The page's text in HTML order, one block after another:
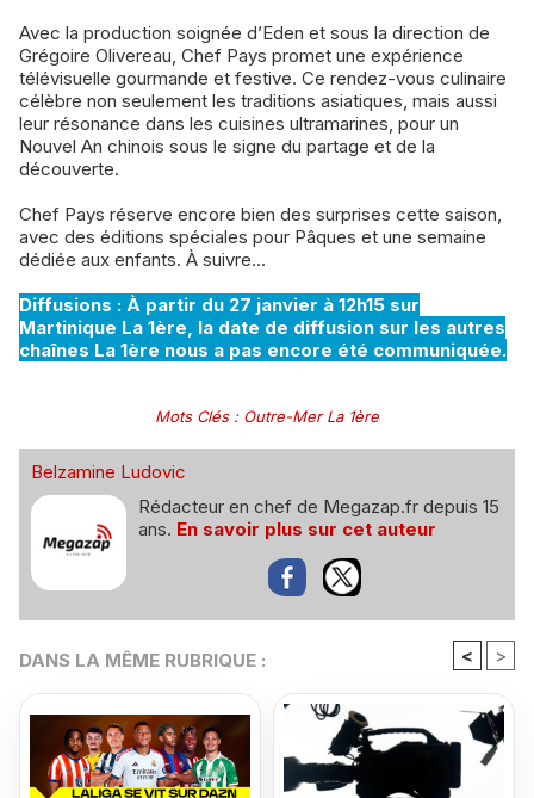
Avec la production soignée d’Eden et sous la direction de
Grégoire Olivereau, Chef Pays promet une expérience
télévisuelle gourmande et festive. Ce rendez-vous culinaire
célèbre non seulement les traditions asiatiques, mais aussi
leur résonance dans les cuisines ultramarines, pour un
Nouvel An chinois sous le signe du partage et de la
découverte.
Chef Pays réserve encore bien des surprises cette saison,
avec des éditions spéciales pour Pâques et une semaine
dédiée aux enfants. À suivre...
Diffusions : À partir du 27 janvier à 12h15 sur
Martinique La 1ère, la date de diffusion sur les autres
chaînes La 1ère nous a pas encore été communiquée.
Mots Clés: Outre-Mer La 1ère
Belzamine Ludovic
Rédacteur en chef de Megazap.fr depuis 15
ans. En savoir plus sur cet auteur
DANS LA MÊME RUBRIQUE : < >